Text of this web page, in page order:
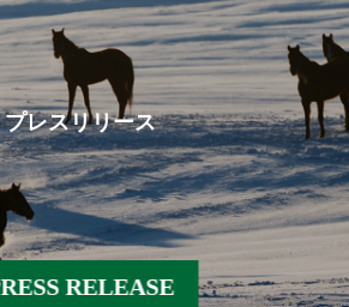
RELEASE
プレスリリース